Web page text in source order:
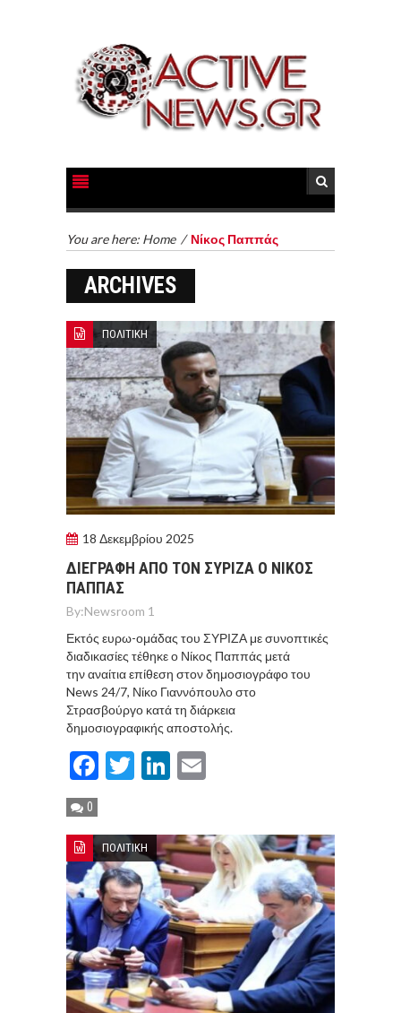
You are here: Home / Νίκος Παππάς
ARCHIVES
ΠΟΛΙΤΙΚΗ
18 Δεκεμβρίου 2025
ΔΙΕΓΡΑΦΗ ΑΠΟ ΤΟΝ ΣΥΡΙΖΑ Ο ΝΙΚΟΣ
ΠΑΠΠΑΣ
By:Newsroom 1
Εκτός ευρω-ομάδας του ΣΥΡΙΖΑ με συνοπτικές
διαδικασίες τέθηκε ο Νίκος Παππάς μετά
την αναίτια επίθεση στον δημοσιογράφο του
News 24/7, Νίκο Γιαννόπουλο στο
Στρασβούργο κατά τη διάρκεια
δημοσιογραφικής αποστολής.
Facebook
TwitterLinkedIn
0
ΠΟΛΙΤΙΚΗ